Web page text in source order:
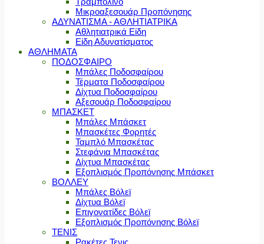
Μικροαξεσουάρ Προπόνησης
ΑΔΥΝΑΤΙΣΜΑ - ΑΘΛΗΤΙΑΤΡΙΚΑ
Αθλητιατρικά Είδη
Είδη Αδυνατίσματος
ΑΘΛΗΜΑΤΑ
ΠΟΔΟΣΦΑΙΡΟ
Μπάλες Ποδοσφαίρου
Τέρματα Ποδοσφαίρου
Δίχτυα Ποδοσφαίρου
Αξεσουάρ Ποδοσφαίρου
ΜΠΑΣΚΕΤ
Μπάλες Μπάσκετ
Μπασκέτες Φορητές
Ταμπλό Μπασκέτας
Στεφάνια Μπασκέτας
Δίχτυα Μπασκέτας
Εξοπλισμός Προπόνησης Μπάσκετ
ΒΟΛΛΕΥ
Μπάλες Βόλεϊ
Δίχτυα Βόλεϊ
Επιγονατίδες Βόλεϊ
Εξοπλισμός Προπόνησης Βόλεϊ
ΤΕΝΙΣ